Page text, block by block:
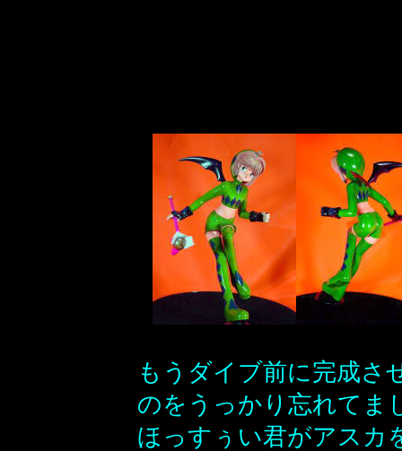
もうダイブ前に完成さ
のをうっかり忘れてま
ほっすぅい君がアスカ